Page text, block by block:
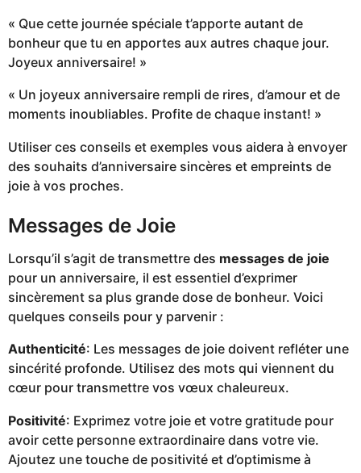
« Que cette journée spéciale t’apporte autant de
bonheur que tu en apportes aux autres chaque jour.
Joyeux anniversaire! »
« Un joyeux anniversaire rempli de rires, d’amour et de
moments inoubliables. Profite de chaque instant! »
Utiliser ces conseils et exemples vous aidera à envoyer
des souhaits d’anniversaire sincères et empreints de
joie à vos proches.
Messages de Joie
Lorsqu’il s’agit de transmettre des messages de joie
pour un anniversaire, il est essentiel d’exprimer
sincèrement sa plus grande dose de bonheur. Voici
quelques conseils pour y parvenir :
Authenticité: Les messages de joie doivent refléter une
sincérité profonde. Utilisez des mots qui viennent du
cœur pour transmettre vos vœux chaleureux.
Positivité: Exprimez votre joie et votre gratitude pour
avoir cette personne extraordinaire dans votre vie.
Ajoutez une touche de positivité et d’optimisme à